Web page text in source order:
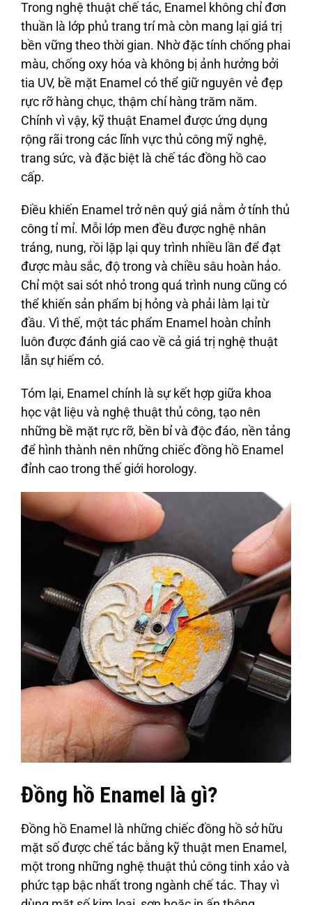
Trong nghệ thuật chế tác, Enamel không chỉ đơn
thuần là lớp phủ trang trí mà còn mang lại giá trị
bền vững theo thời gian. Nhờ đặc tính chống phai
màu, chống oxy hóa và không bị ảnh hưởng bởi
tia UV, bề mặt Enamel có thể giữ nguyên vẻ đẹp
rực rỡ hàng chục, thậm chí hàng trăm năm.
Chính vì vậy, kỹ thuật Enamel được ứng dụng
rộng rãi trong các lĩnh vực thủ công mỹ nghệ,
trang sức, và đặc biệt là chế tác đồng hồ cao
cấp.
Điều khiến Enamel trở nên quý giá nằm ở tính thủ
công tỉ mỉ. Mỗi lớp men đều được nghệ nhân
tráng, nung, rồi lặp lại quy trình nhiều lần để đạt
được màu sắc, độ trong và chiều sâu hoàn hảo.
Chỉ một sai sót nhỏ trong quá trình nung cũng có
thể khiến sản phẩm bị hỏng và phải làm lại từ
đầu. Vì thế, một tác phẩm Enamel hoàn chỉnh
luôn được đánh giá cao về cả giá trị nghệ thuật
lẫn sự hiếm có.
Tóm lại, Enamel chính là sự kết hợp giữa khoa
học vật liệu và nghệ thuật thủ công, tạo nên
những bề mặt rực rỡ, bền bỉ và độc đáo, nền tảng
để hình thành nên những chiếc đồng hồ Enamel
đỉnh cao trong thế giới horology.
Đồng hồ Enamel là gì?
Đồng hồ Enamel là những chiếc đồng hồ sở hữu
mặt số được chế tác bằng kỹ thuật men Enamel,
một trong những nghệ thuật thủ công tinh xảo và
phức tạp bậc nhất trong ngành chế tác. Thay vì